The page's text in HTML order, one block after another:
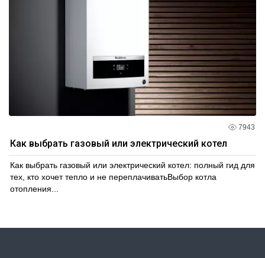
7943
Как выбрать газовый или электрический котел
Как выбрать газовый или электрический котел: полный гид для
тех, кто хочет тепло и не переплачиватьВыбор котла
отопления...